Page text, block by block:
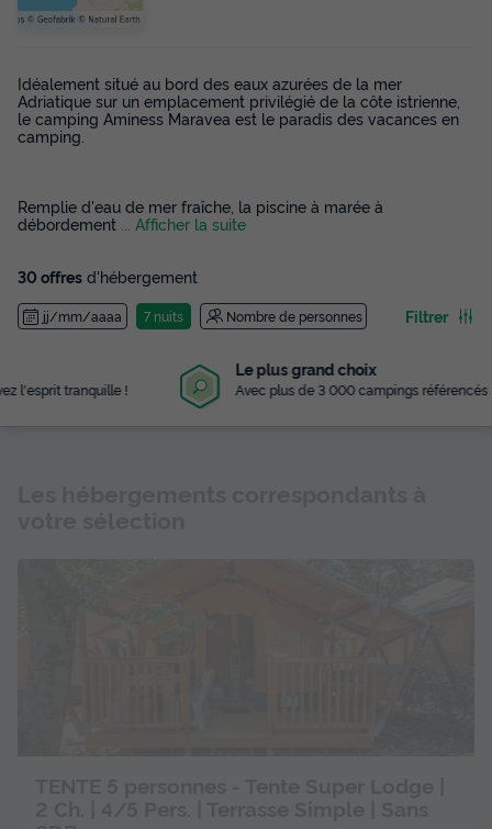
Idéalement situé au bord des eaux azurées de la mer
Adriatique sur un emplacement privilégié de la côte istrienne,
le camping Aminess Maravea est le paradis des vacances en
camping.
Remplie d'eau de mer fraîche, la piscine à marée à
débordement
... Afficher la suite
30 offres d'hébergement
jj/mm/aaaa 7 nuits Nombre de personnes Filtrer
Le plus grand choix
Avec plus de 3 000 campings référencés